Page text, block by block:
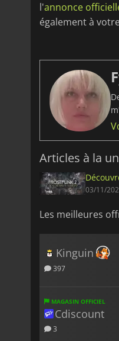
l'annonce
également à
Articles à la
03/11/
Les meilleures
Kinguin
397
MAGASIN OFFICIEL
Cdiscount
3